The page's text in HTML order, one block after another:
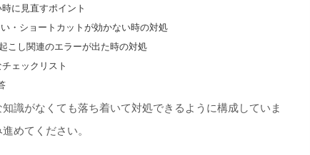
に見直すポイント
・ショートカットが効かない時の対処
こし関連のエラーが出た時の対処
ェックリスト
識がなくても落ち着いて対処できるように構成していま
めてください。